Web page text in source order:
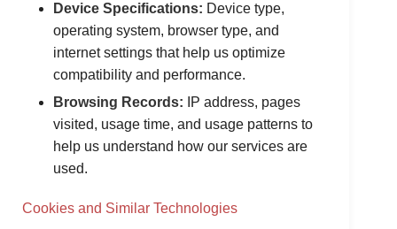
Device Specifications: Device type,
operating system, browser type, and
internet settings that help us optimize
compatibility and performance.
Browsing Records: IP address, pages
visited, usage time, and usage patterns to
help us understand how our services are
used.
Cookies and Similar Technologies